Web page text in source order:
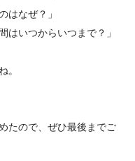
はなぜ？」
はいつからいつまで？」
。
たので、ぜひ最後までご